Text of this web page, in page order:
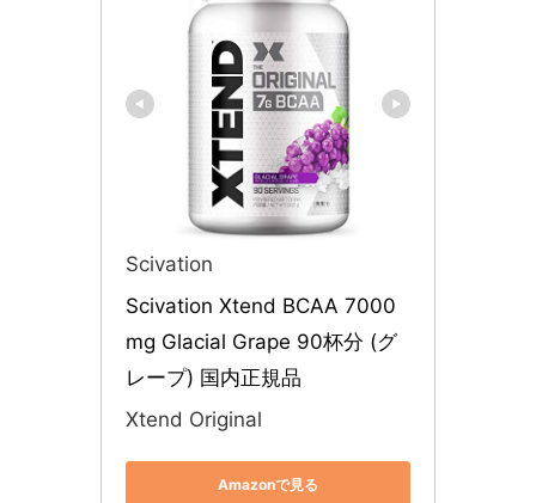
Scivation
Scivation Xtend BCAA 7000
mg Glacial Grape 90杯分 (グ
レープ) 国内正規品
Xtend Original
Amazonで見る